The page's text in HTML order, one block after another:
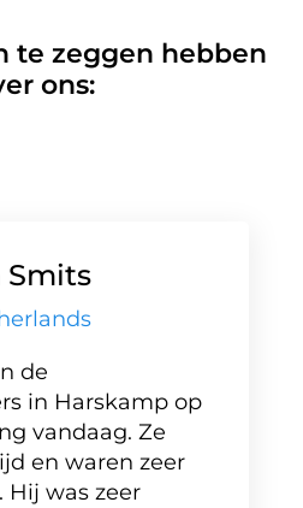
te zeggen hebben
ons:
Smits
de
in Harskamp op
vandaag. Ze
en waren zeer
Hij was zeer